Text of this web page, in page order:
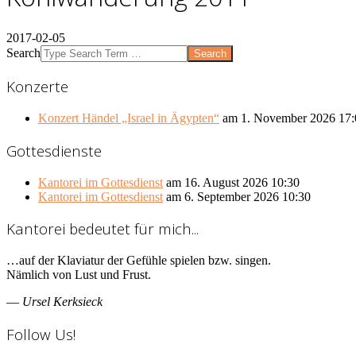
2017-02-05
Search
Konzerte
Konzert Händel „Israel in Ägypten“ am 1. November 2026
Gottesdienste
Kantorei im Gottesdienst am 16. August 2026 10:30
Kantorei im Gottesdienst am 6. September 2026 10:30
Kantorei bedeutet für mich...
…auf der Klaviatur der Gefühle spielen bzw. singen.
Nämlich von Lust und Frust.
— Ursel Kerksieck
Follow Us!